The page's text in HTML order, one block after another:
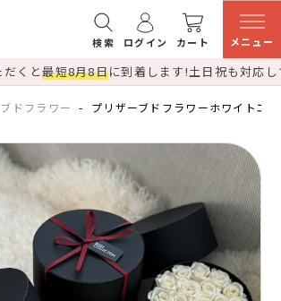
検索 ログイン カート メニュー
だくと最短8月8日に到着します!土日祝も対応
ドフラワー プリザーブドフラワーホワイトエ